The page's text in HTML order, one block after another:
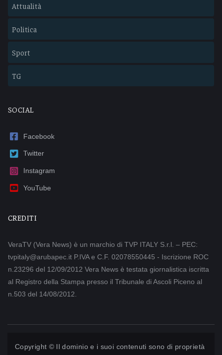
Attualità
Politica
Sport
TG
SOCIAL
Facebook
Twitter
Instagram
YouTube
CREDITI
VeraTV (Vera News) è un marchio di TVP ITALY S.r.l. – PEC:
tvpitaly@arubapec.it P.IVA e C.F. 02078550445 - Iscrizione ROC
n.23296 del 12/09/2012 Vera News è testata giornalistica iscritta
al Registro della Stampa presso il Tribunale di Ascoli Piceno al
n.503 del 14/08/2012.
Copyright © Il dominio e i suoi contenuti sono di proprietà